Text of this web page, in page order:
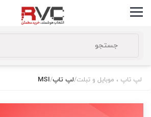
لپ تاپ ، موبایل و تبلت/لپ تاپ/
MSI